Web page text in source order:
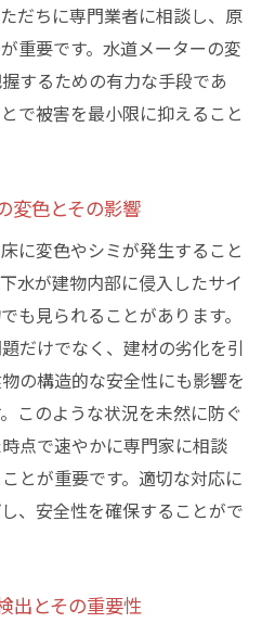
の漏水修理事例
した修理がもたらす効果
から学ぶ成功のポイント
成功事例を紹介
方法に与える影響
者が提供する安心と信頼の
たらす安心感
頼性の関係
頼性を生む理由
提供が可能な体制とは
顧客に与える影響
だちに専門業者に相談し、原
重要です。水道メーターの変
するための有力な手段であ
で被害を最小限に抑えること
変色とその影響
に変色やシミが発生すること
水が建物内部に侵入したサイ
も見られることがあります。
だけでなく、建材の劣化を引
の構造的な安全性にも影響を
このような状況を未然に防ぐ
点で速やかに専門家に相談
とが重要です。適切な対応に
、安全性を確保することがで
出とその重要性